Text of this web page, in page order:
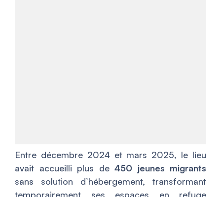
Entre décembre 2024 et mars 2025, le lieu
avait accueilli plus de 450 jeunes migrants
sans solution d’hébergement, transformant
temporairement ses espaces en refuge